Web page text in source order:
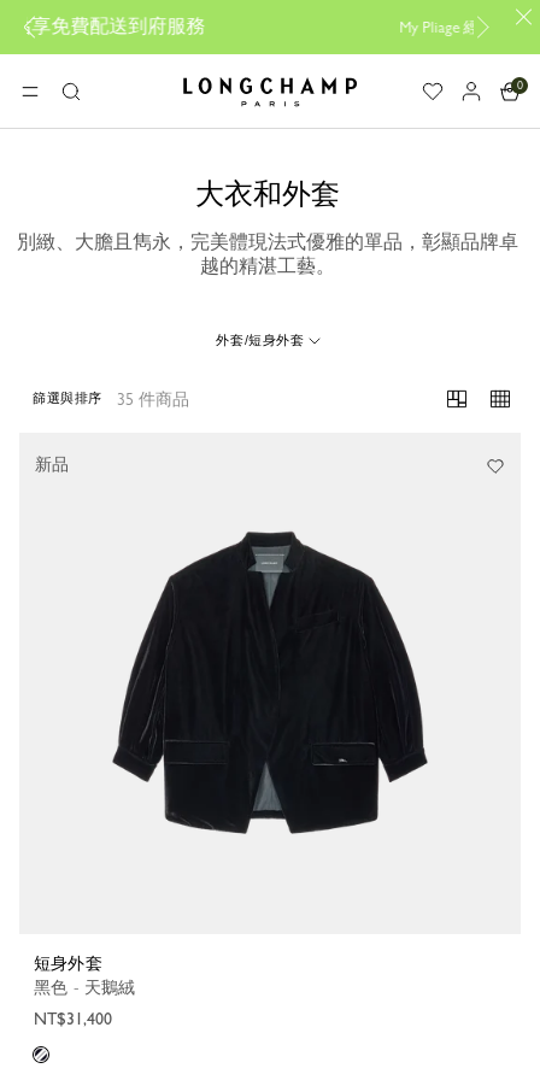
務 立即創作您的專屬包款
選單
搜
尋
Longchamp - Home
0
大衣和外套
別緻、大膽且雋永，完美體現法式優雅的單品，彰顯品牌卓
越的精湛工藝。
外套/短身外套
35 件商品
篩選與排序
短身外套
黑色 - 天鵝絨
NT$31,400
新品